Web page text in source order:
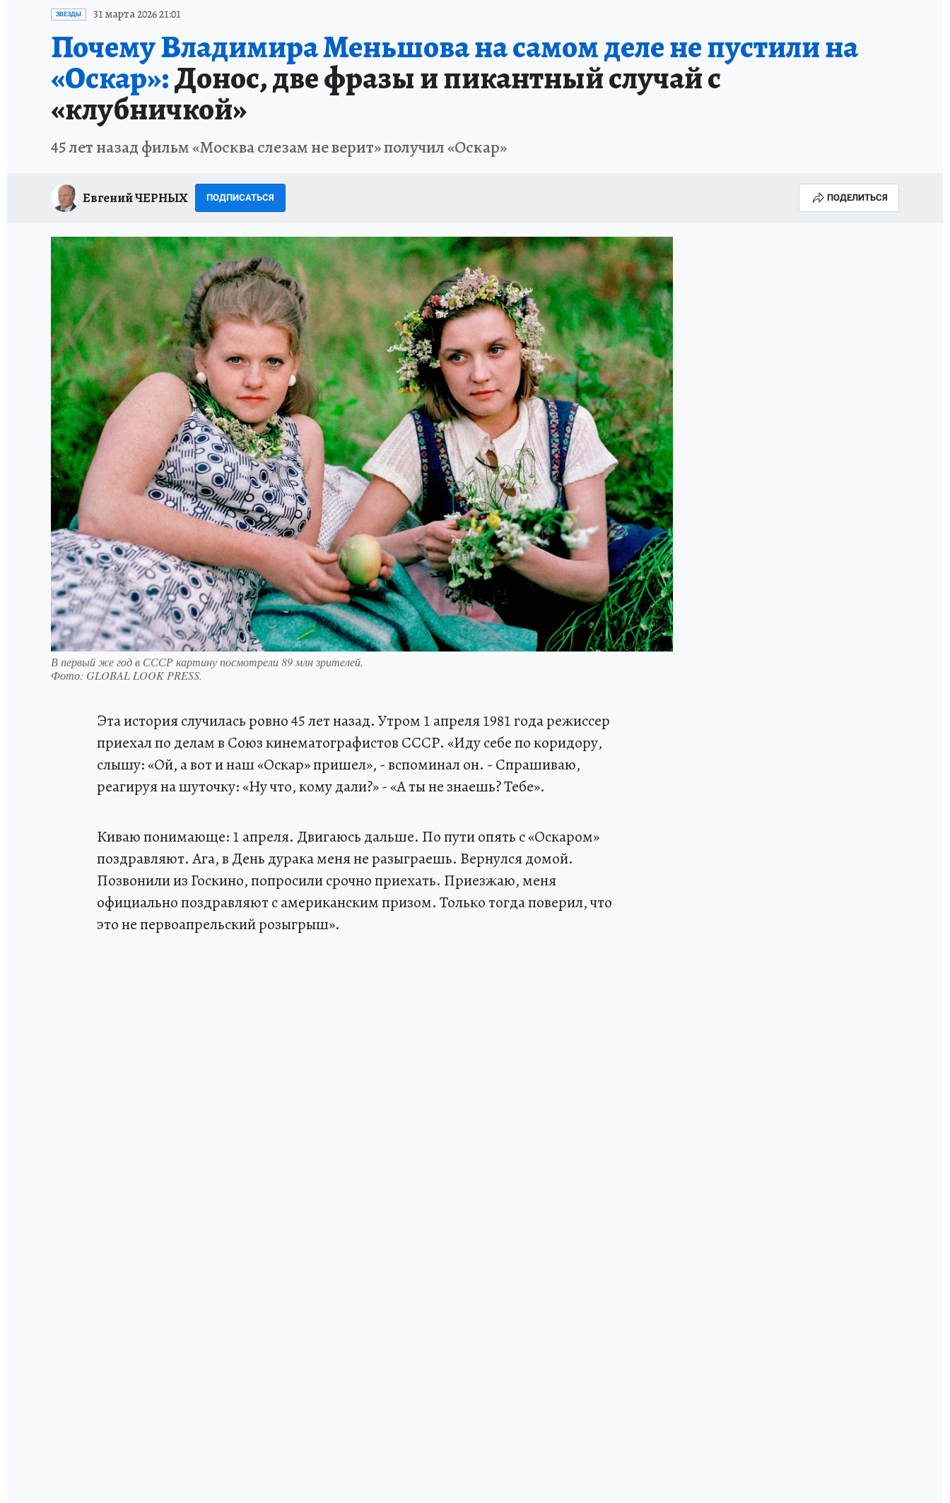
ИСПЫТАНО НА СЕБЕ
ЗВЕЗДЫ 31 марта 2026 21:01
Почему Владимира Меньшова на самом деле не пустили на
«Оскар»:Донос, две фразы и пикантный случай с
«клубничкой»
45 лет назад фильм «Москва слезам не верит» получил «Оскар»
Евгений ЧЕРНЫХ ПОДПИСАТЬСЯ ПОДЕЛИТЬСЯ
В первый же год в СССР картину посмотрели 89 млн зрителей.
Фото: GLOBAL LOOK PRESS.
Эта история случилась ровно 45 лет назад. Утром 1 апреля 1981 года режиссер
приехал по делам в Союз кинематографистов СССР. «Иду себе по коридору,
слышу: «Ой, а вот и наш «Оскар» пришел», - вспоминал он. - Спрашиваю,
реагируя на шуточку: «Ну что, кому дали?» - «А ты не знаешь? Тебе».
Киваю понимающе: 1 апреля. Двигаюсь дальше. По пути опять с «Оскаром»
поздравляют. Ага, в День дурака меня не разыграешь. Вернулся домой.
Позвонили из Госкино, попросили срочно приехать. Приезжаю, меня
официально поздравляют с американским призом. Только тогда поверил, что
это не первоапрельский розыгрыш».